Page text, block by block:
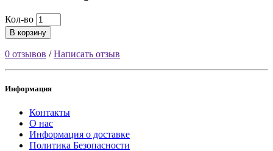
Кол-во
В корзину
0 отзывов /Написать отзыв
Информация
Контакты
О нас
Информация о доставке
Политика Безопасности